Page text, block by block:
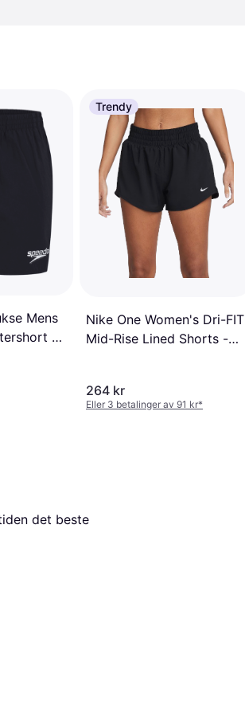
Mens
-
Trendy
Nike One Women's Dri-FIT
Mid-Rise Lined Shorts -
264 kr
Eller 3 betalinger av 91 kr*
det beste